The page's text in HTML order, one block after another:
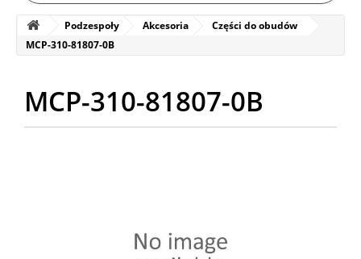
Podzespoły Akcesoria
Części do obudów
MCP-310-81807-0B
MCP-310-81807-0B